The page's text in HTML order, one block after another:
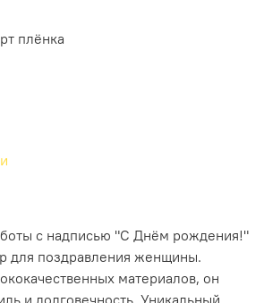
плёнка
с надписью "С Днём рождения!"
для поздравления женщины.
материалов, он
и долговечность. Уникальный